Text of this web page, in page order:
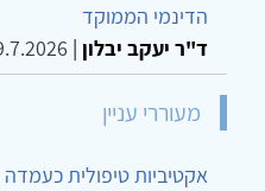
הדינמי הממוקד
ד"ר יעקב יבלון |
מעוררי עניין
אקטיביות טיפולית